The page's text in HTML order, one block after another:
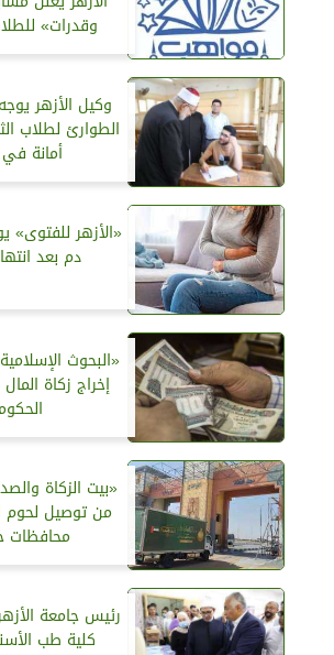
وقدرات»
وكيل الأزهر
الطوارئ لطلاب
أمانة في
«الأزهر
دم بعد
«البحوث
إخراج زكاة
«بيت الزكاة
محافظات
رئيس جامعة
كلية طب